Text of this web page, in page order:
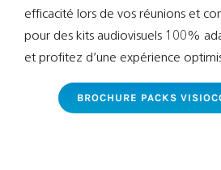
efficacité lors de vos réunions et
pour des kits audiovisuels 100%
et profitez d’une expérience
BROCHURE PACKS